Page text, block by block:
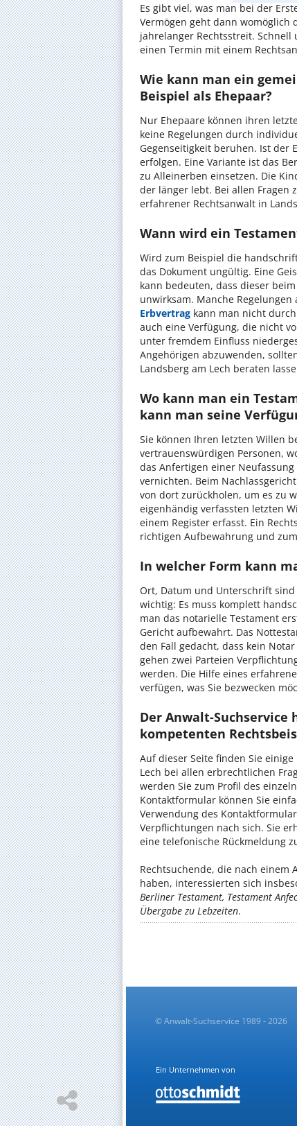
Es gibt viel, was man bei der
Vermögen geht dann womöglich
jahrelanger Rechtsstreit. Schnell
einen Termin mit einem
Wie kann man ein
Beispiel als Ehepaar?
Nur Ehepaare können ihren
keine Regelungen durch
Gegenseitigkeit beruhen. Ist der
erfolgen. Eine Variante ist das
zu Alleinerben einsetzen. Die
der länger lebt. Bei allen Fragen
erfahrener Rechtsanwalt in
Wann wird ein
Wird zum Beispiel die
das Dokument ungültig. Eine
kann bedeuten, dass dieser
unwirksam. Manche
Erbvertrag kann man nicht
auch eine Verfügung, die nicht
unter fremdem Einfluss
Angehörigen abzuwenden,
Landsberg am Lech beraten
Wo kann man ein
kann man seine
Sie können Ihren letzten Willen
vertrauenswürdigen Personen,
das Anfertigen einer
vernichten. Beim
von dort zurückholen, um es zu
eigenhändig verfassten letzten
einem Register erfasst. Ein
richtigen Aufbewahrung und
In welcher Form kann
Ort, Datum und Unterschrift
wichtig: Es muss komplett
man das notarielle Testament
Gericht aufbewahrt. Das
den Fall gedacht, dass kein
gehen zwei Parteien
werden. Die Hilfe eines
verfügen, was Sie bezwecken
Der Anwalt-
kompetenten
Auf dieser Seite finden Sie
Lech bei allen erbrechtlichen
werden Sie zum Profil des
Kontaktformular können Sie
Verwendung des
Verpflichtungen nach sich. Sie
eine telefonische Rückmeldung
Rechtsuchende, die nach einem
haben, interessierten sich
Berliner Testament, Testament
Übergabe zu Lebzeiten.
© Anwalt-Suchservice 1989 - 2026
Ein Unternehmen von